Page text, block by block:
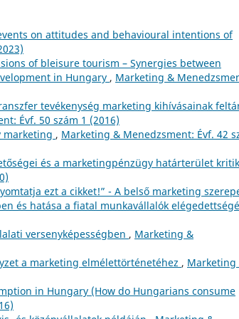
on attitudes and behavioural intentions of
of bleisure tourism – Synergies between
in Hungary , Marketing &
tevékenység marketing kihívásainak
Évf. 50 szám 1 (2016)
marketing , Marketing & Menedzsment: Évf. 42
és a marketingpénzügy határterület
ezt a cikket!” - A belső marketing
és hatása a fiatal munkavállalók
versenyképességben , Marketing &
a marketing elmélettörténetéhez , Marketing
in Hungary (How do Hungarians consume